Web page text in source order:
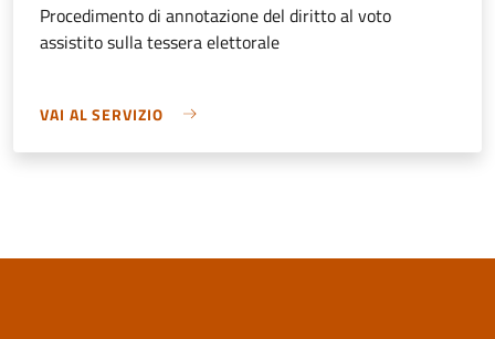
Procedimento di annotazione del diritto al voto
assistito sulla tessera elettorale
VAI AL SERVIZIO